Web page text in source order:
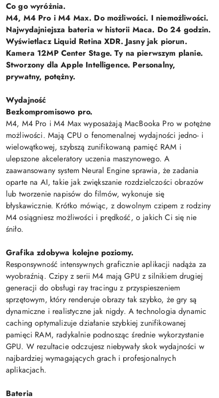
Co go wyróżnia.
M4, M4 Pro i M4 Max. Do możliwości. I niemożliwości.
Najwydajniejsza bateria w historii Maca. Do 24 godzin.
Wyświetlacz Liquid Retina XDR. Jasny jak piorun.
Kamera 12MP Center Stage. Ty na pierwszym planie.
Stworzony dla Apple Intelligence. Personalny,
prywatny, potężny.
Wydajność
Bezkompromisowo pro.
M4, M4 Pro i M4 Max wyposażają MacBooka Pro w potężne
możliwości. Mają CPU o fenomenalnej wydajności jedno- i
wielowątkowej, szybszą zunifikowaną pamięć RAM i
ulepszone akceleratory uczenia maszynowego. A
zaawansowany system Neural Engine sprawia, że zadania
oparte na AI, takie jak zwiększanie rozdzielczości obrazów
lub tworzenie napisów do filmów, wykonuje się
błyskawicznie. Krótko mówiąc, z dowolnym czipem z rodziny
M4 osiągniesz możliwości i prędkość, o jakich Ci się nie
śniło.
Grafika zdobywa kolejne poziomy.
Responsywność intensywnych graficznie aplikacji nadąża za
wyobraźnią. Czipy z serii M4 mają GPU z silnikiem drugiej
generacji do obsługi ray tracingu z przyspieszeniem
sprzętowym, który renderuje obrazy tak szybko, że gry są
dynamiczne i realistyczne jak nigdy. A technologia dynamic
caching optymalizuje działanie szybkiej zunifikowanej
pamięci RAM, radykalnie podnosząc średnie wykorzystanie
GPU. W rezultacie odczujesz niebywały skok wydajności w
najbardziej wymagających grach i profesjonalnych
aplikacjach.
Bateria